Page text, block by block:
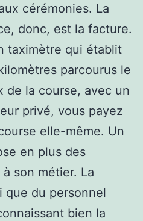
cérémonies. La
donc, est la facture.
taximètre qui établit
parcourus le
de la course, avec un
privé, vous payez
elle-même. Un
en plus des
son métier. La
que du personnel
bien la